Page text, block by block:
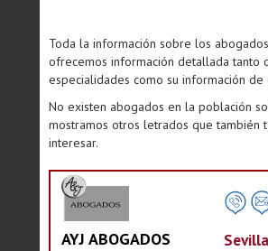
Toda la información sobre los
ofrecemos información detallada tanto
especialidades como su información de
No existen abogados en la población
mostramos otros letrados que también
interesar.
AYJ ABOGADOS Sevilla